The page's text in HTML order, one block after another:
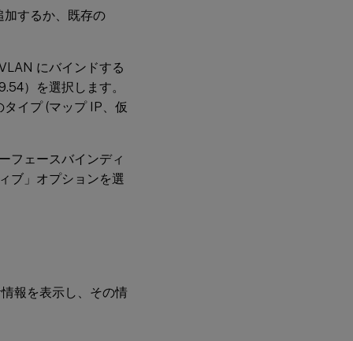
するか、既存の
にバインドする
）を選択します。
イプ (マップ IP、仮
フェースバインディ
ブ」オプションを選
報を表示し、その情